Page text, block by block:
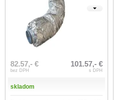
82.57,- €
bez DPH
101.57,- €
s DPH
skladom